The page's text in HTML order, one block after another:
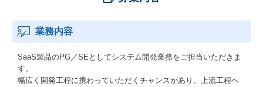
業務内容
SaaS製品のPG／SEとしてシステム開発業務をご担当いただきま
す。
幅広く開発工程に携わっていただくチャンスがあり、上流工程へ